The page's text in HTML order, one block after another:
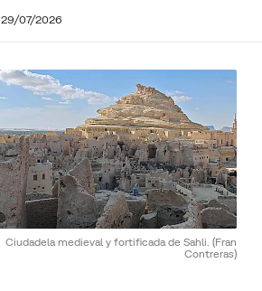
29/07/2026
Ciudadela medieval y fortificada de Sahli. (Fran
Contreras)